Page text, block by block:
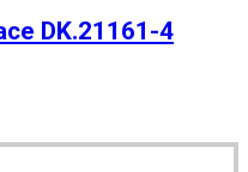
DK.21161-4